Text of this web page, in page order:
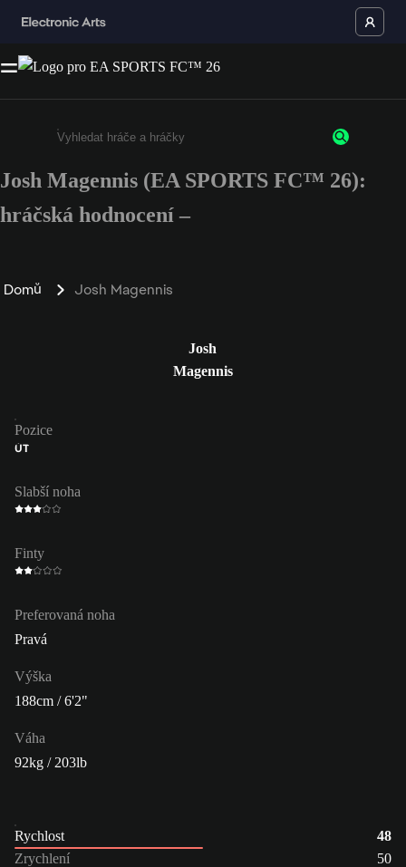
Enter a minimum of 3 characters or numbers
Josh Magennis (EA SPORTS FC™ 26):
hráčská hodnocení –
Domů Josh Magennis
Josh
Magennis
Pozice
ÚT
Slabší noha
Finty
Preferovaná noha
Pravá
Výška
188cm / 6'2"
Váha
92kg / 203lb
Rychlost
48
Zrychlení
50